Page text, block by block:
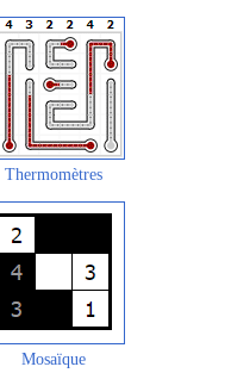
Thermomètres
Mosaïque